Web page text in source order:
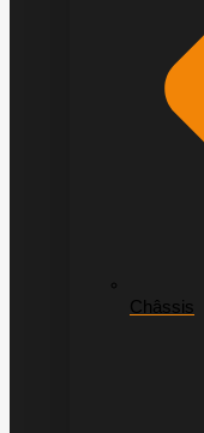
Châssis